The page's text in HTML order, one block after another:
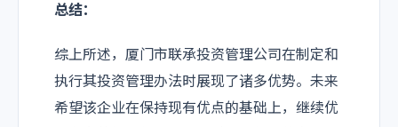
总结：
综上所述，厦门市联承投资管理公司在制定和
执行其投资管理办法时展现了诸多优势。未来
希望该企业在保持现有优点的基础上，继续优